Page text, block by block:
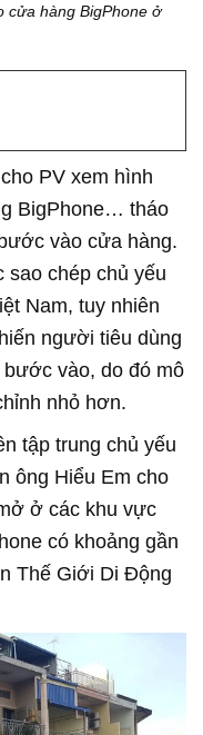
cửa hàng BigPhone ở
PV xem hình
BigPhone… tháo
vào cửa hàng.
sao chép chủ yếu
Nam, tuy nhiên
người tiêu dùng
vào, do đó mô
nhỏ hơn.
tập trung chủ yếu
ông Hiểu Em cho
ở các khu vực
có khoảng gần
Thế Giới Di Động